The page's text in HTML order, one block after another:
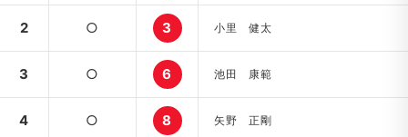
2 ○ 3 小里 健太
3 ○ 6 池田 康範
4 ○ 8 矢野 正剛